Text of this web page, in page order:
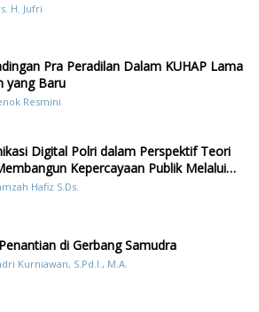
H. Jufri
Pra Peradilan Dalam KUHAP Lama
yang Baru
Resmini
Digital Polri dalam Perspektif Teori
Kepercayaan Publik Melalui
Humanis Kesiapsiagaan Bencana di
Hafiz S.Ds.
di Gerbang Samudra
Kurniawan, S.Pd.I., M.A.